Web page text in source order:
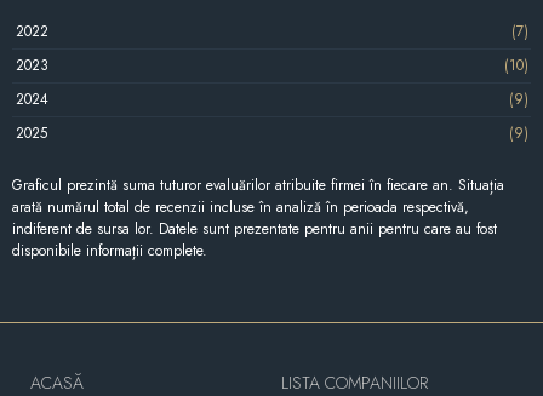
2022
(7)
2023
(10)
2024
(9)
2025
(9)
Graficul prezintă suma tuturor evaluărilor atribuite firmei în fiecare an. Situația
arată numărul total de recenzii incluse în analiză în perioada respectivă,
indiferent de sursa lor. Datele sunt prezentate pentru anii pentru care au fost
disponibile informații complete.
ACASĂ
LISTA COMPANIILOR